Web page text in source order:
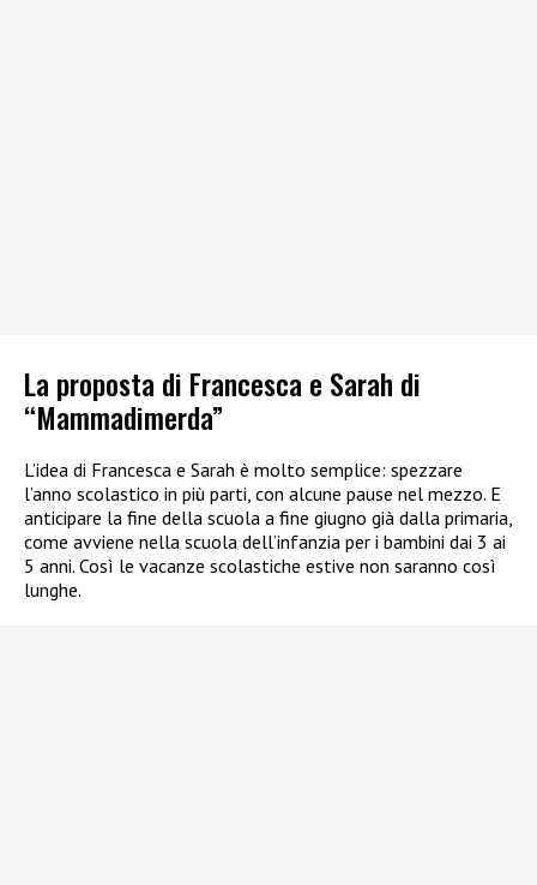
La proposta di Francesca e Sarah di
“Mammadimerda”
L’idea di Francesca e Sarah è molto semplice: spezzare
l’anno scolastico in più parti, con alcune pause nel mezzo. E
anticipare la fine della scuola a fine giugno già dalla primaria,
come avviene nella scuola dell’infanzia per i bambini dai 3 ai
5 anni. Così le vacanze scolastiche estive non saranno così
lunghe.